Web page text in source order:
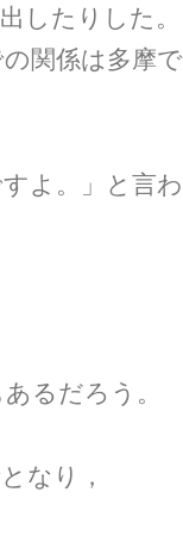
したりした。
関係は多摩
よ。」と言わ
るだろう。
なり，